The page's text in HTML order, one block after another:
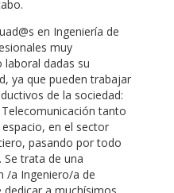
en Ingeniería de
muy
dadas su
ya que pueden trabajar
de la sociedad:
tanto
en el sector
pasando por todo
trata de una
/a Ingeniero/a de